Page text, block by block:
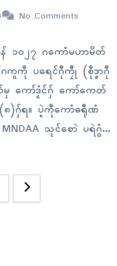
No Comments
န် ၁၀၂၇ ဂကောံမဟာမိတ်
ဂကူကဵု ပရေၚ်ဂီုကၠီု (စဵုဒၞာဂီု
ော်ဒၟံၚ်ဂှ် ကော်ကေတ်
)ဂှ်ရ။ ပ္ဍဲကဵုကောံဓရီုဏံ
သုၚ်စောဲ ပရဲဂွံ
ဂှ်…